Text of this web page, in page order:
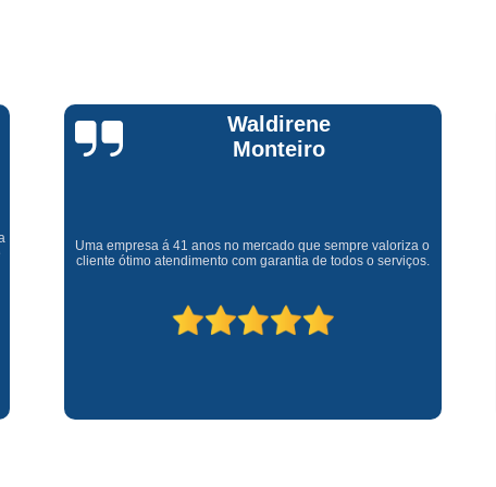
Assistencia Tecnica
Assistencia Tecnica Forno Microondas
Conserto de Maquina de Lavar
Conserto Maquina de Lavar
Conserto Maquina Lavar Roupa
Claúdia
Andrullis
telefônico (q hj infelizmente é um problema), e a eficiência do
técnico Sr Henrique na solução do problema da minha lava e
seca q minha família não vive mais sem. #recomendo os